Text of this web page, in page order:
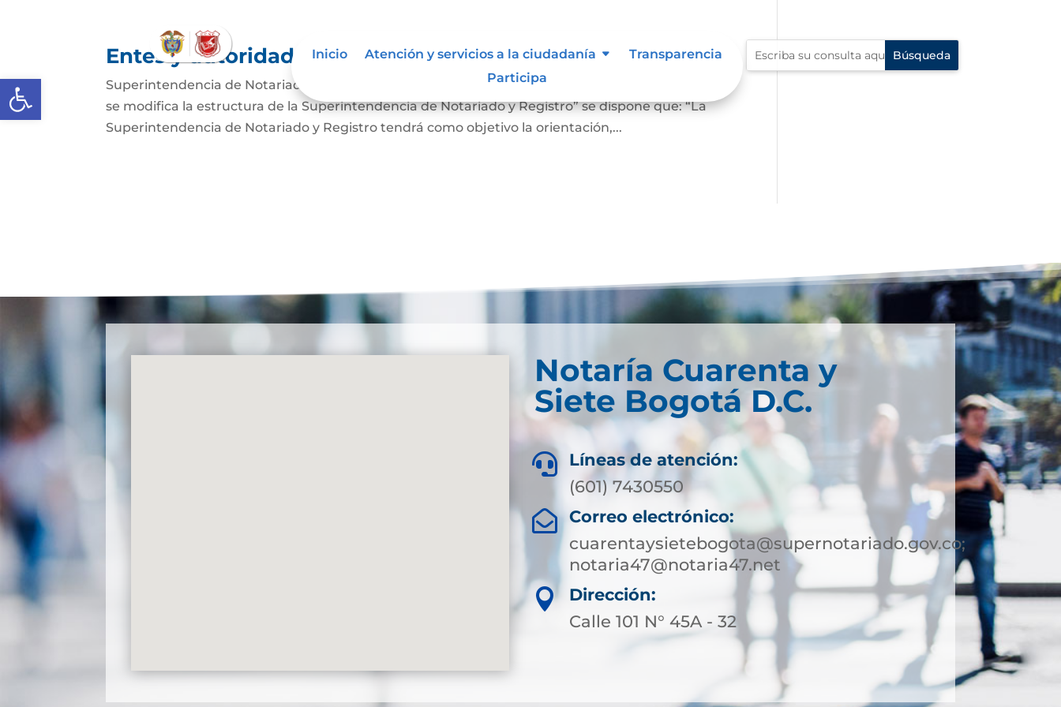
Abrir barra de herramientas
Inicio Atención y servicios a la ciudadanía
Transparencia
Participa
Entes y autoridades que lo vigilan
Superintendencia de Notariado y Registro En el Artículo 4 del Decreto 2723 de 2014, “Por el cual
se modifica la estructura de la Superintendencia de Notariado y Registro” se dispone que: “La
Superintendencia de Notariado y Registro tendrá como objetivo la orientación,...
Notaría Cuarenta y
Siete Bogotá D.C.

Líneas de atención:
(601) 7430550

Correo electrónico:
cuarentaysietebogota@supernotariado.gov.co;
notaria47@notaria47.net

Dirección:
Calle 101 N° 45A - 32